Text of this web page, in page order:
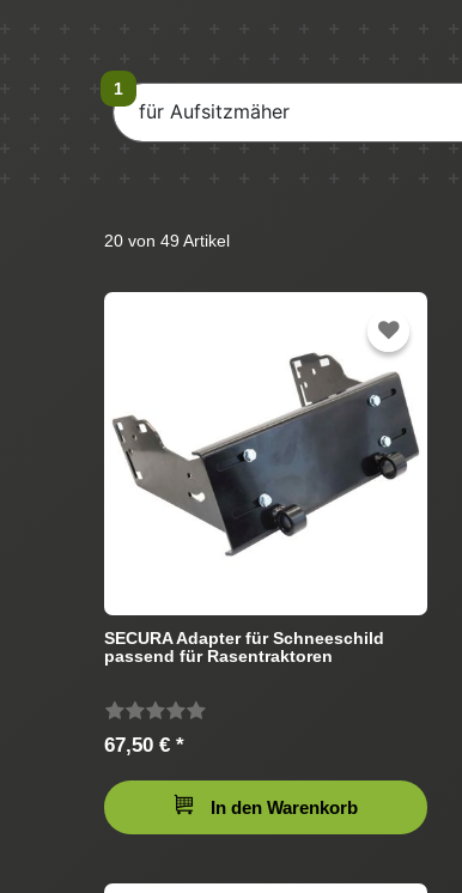
für Aufsitzmäher
20 von 49 Artikel
SECURA Adapter für Schneeschild
passend für Rasentraktoren
67,50 € *
In den Warenkorb